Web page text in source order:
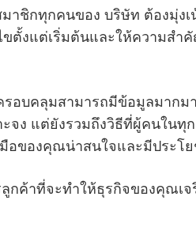
มาชิกทุกคนของ บริษัท ต้องมุ่ง
ตั้งแต่เริ่มต้นและให้ความสํา
อบคลุมสามารถมีข้อมูลมากม
จง แต่ยังรวมถึงวิธีที่ผู้คนในทุ
อของคุณน่าสนใจและมีประโ
กค้าที่จะทําให้ธุรกิจของคุณเจ